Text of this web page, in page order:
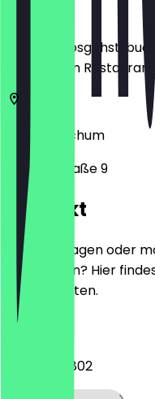
Bevor du losgehst,
zeige ihn im
44866
Bochum
Freiheitstraße 9
Kontakt
Hast du Fragen oder
reservieren? Hier
Kontaktdaten.
Telefon
0163 6773802